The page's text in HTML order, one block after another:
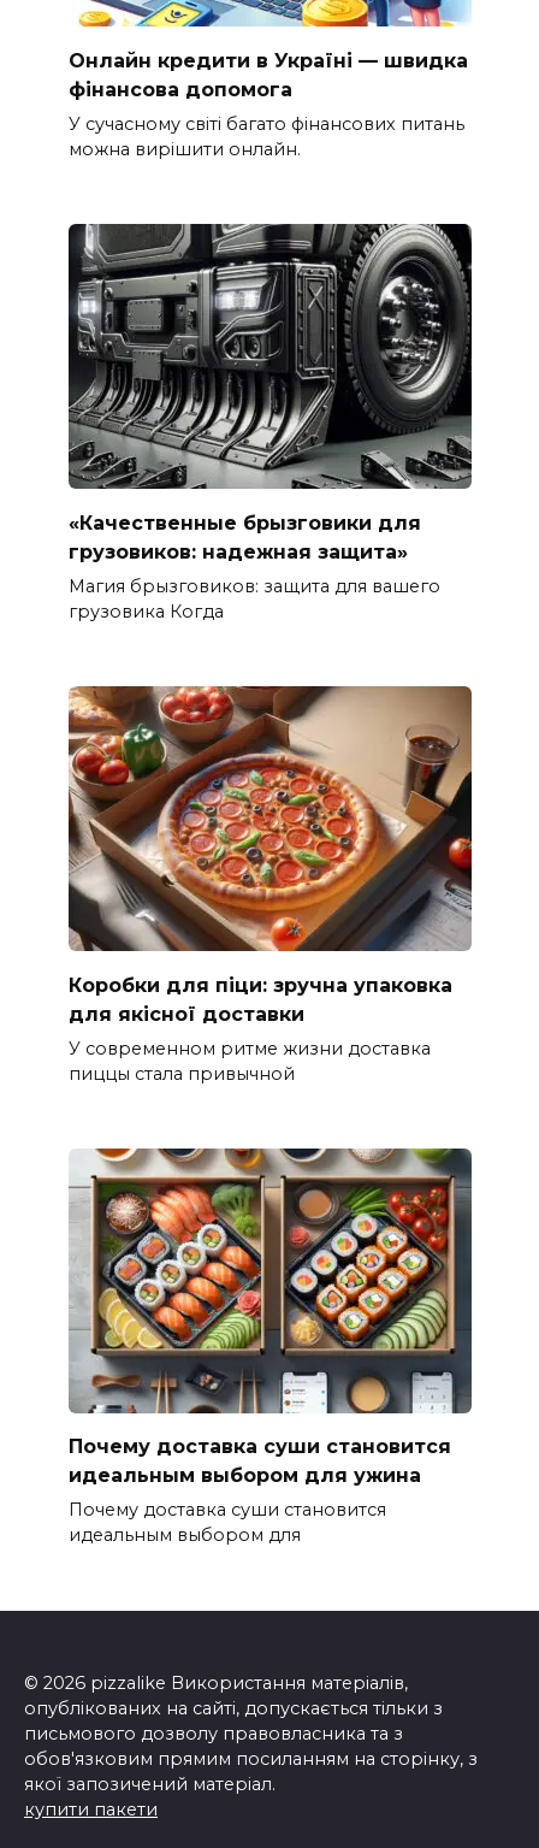
Онлайн кредити в Україні — швидка
фінансова допомога
У сучасному світі багато фінансових питань
можна вирішити онлайн.
«Качественные брызговики для
грузовиков: надежная защита»
Магия брызговиков: защита для вашего
грузовика Когда
Коробки для піци: зручна упаковка
для якісної доставки
У современном ритме жизни доставка
пиццы стала привычной
Почему доставка суши становится
идеальным выбором для ужина
Почему доставка суши становится
идеальным выбором для
© 2026 pizzalike Використання матеріалів,
опублікованих на сайті, допускається тільки з
письмового дозволу правовласника та з
обов'язковим прямим посиланням на сторінку, з
якої запозичений матеріал.
купити пакети